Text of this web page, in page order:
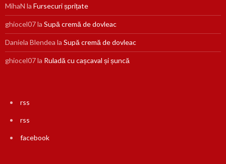
MihaN la Fursecuri șprițate
ghiocel07la Supă cremă de dovleac
Daniela Blendea la Supă cremă de dovleac
ghiocel07la Ruladă cu cașcaval și șuncă
rss
rss
facebook